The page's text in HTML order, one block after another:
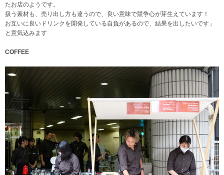
たお店のようです。
扱う素材も、売り出し方も違うので、良い意味で競争心が芽生えています！
お互いに良いドリンクを開発している自負があるので、結果を出したいです」
と意気込みます
COFFEE